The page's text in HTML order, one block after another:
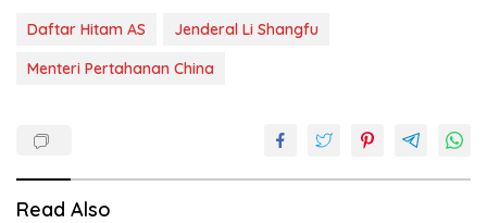
Daftar Hitam AS
Jenderal Li Shangfu
Menteri Pertahanan China
Read Also